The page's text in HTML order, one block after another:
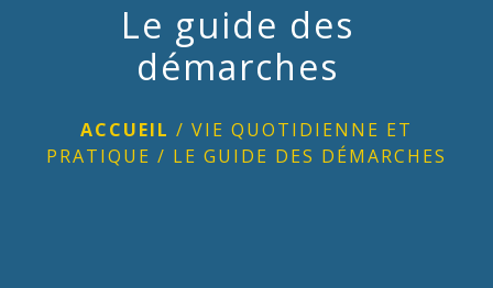
Le guide des
démarches
ACCUEIL / VIE QUOTIDIENNE ET
PRATIQUE / LE GUIDE DES DÉMARCHES